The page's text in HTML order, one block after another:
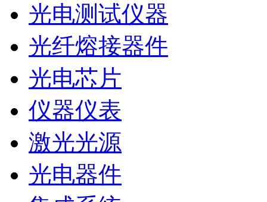
光电测试仪器
光纤熔接器件
光电芯片
仪器仪表
激光光源
光电器件